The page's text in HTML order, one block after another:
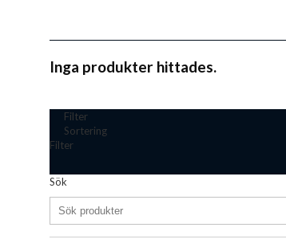
Inga produkter hittades.
Filter
Sortering
Filter
Sök